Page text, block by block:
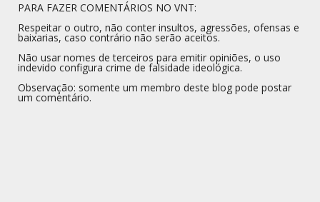
PARA FAZER COMENTÁRIOS NO VNT:
Respeitar o outro, não conter insultos, agressões, ofensas e
baixarias, caso contrário não serão aceitos.
Não usar nomes de terceiros para emitir opiniões, o uso
indevido configura crime de falsidade ideológica.
Observação: somente um membro deste blog pode postar
um comentário.